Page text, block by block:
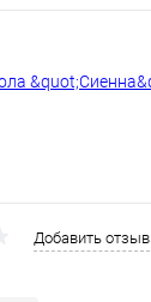
Добавить отзыв